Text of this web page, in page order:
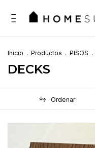
Inicio . Productos . PISOS .
DECKS
Ordenar